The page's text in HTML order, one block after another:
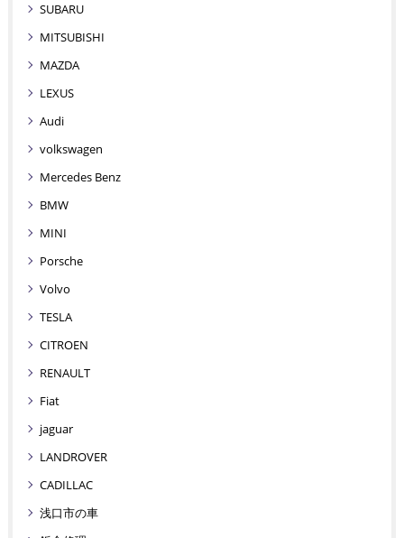
SUBARU
MITSUBISHI
MAZDA
LEXUS
Audi
volkswagen
Mercedes Benz
BMW
MINI
Porsche
Volvo
TESLA
CITROEN
RENAULT
Fiat
jaguar
LANDROVER
CADILLAC
浅口市の車